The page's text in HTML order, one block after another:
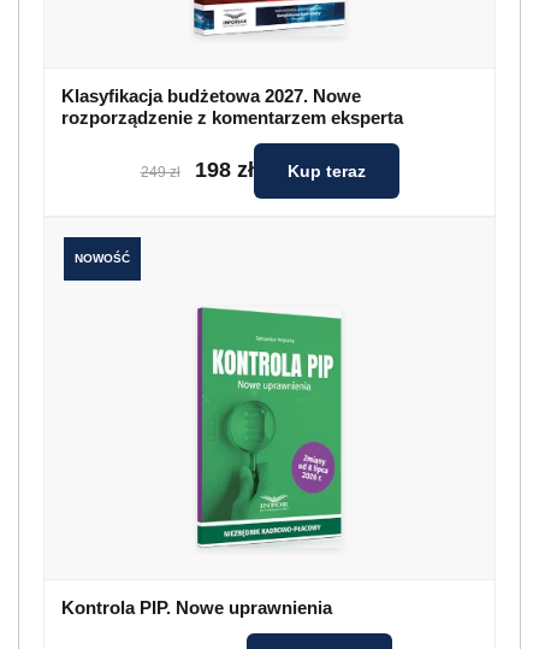
Klasyfikacja budżetowa 2027. Nowe
rozporządzenie z komentarzem eksperta
249 zł 198 zł Kup teraz
NOWOŚĆ
Kontrola PIP. Nowe uprawnienia